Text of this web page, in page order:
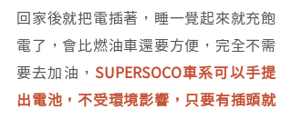
回家後就把電插著，睡一覺起來就充飽
電了，會比燃油車還要方便，完全不需
要去加油， SUPERSOCO車系可以手提
出電池，不受環境影響，只要有插頭就